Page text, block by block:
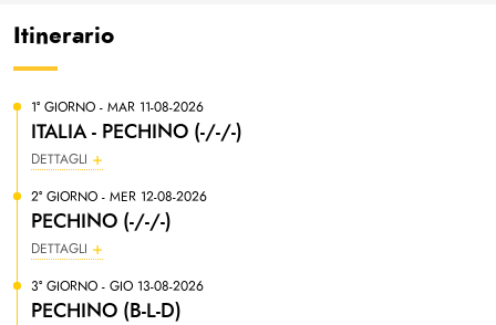
Itinerario
1° GIORNO - MAR 11-08-2026
ITALIA - PECHINO (-/-/-)
DETTAGLI
2° GIORNO - MER 12-08-2026
PECHINO (-/-/-)
DETTAGLI
3° GIORNO - GIO 13-08-2026
PECHINO (B-L-D)